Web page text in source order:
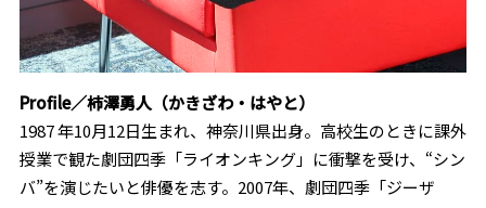
Profile／柿澤勇人（かきざわ・はやと）
1987 年10月12日生まれ、神奈川県出身。高校生のときに課外
授業で観た劇団四季「ライオンキング」に衝撃を受け、“シン
バ”を演じたいと俳優を志す。2007年、劇団四季「ジーザ